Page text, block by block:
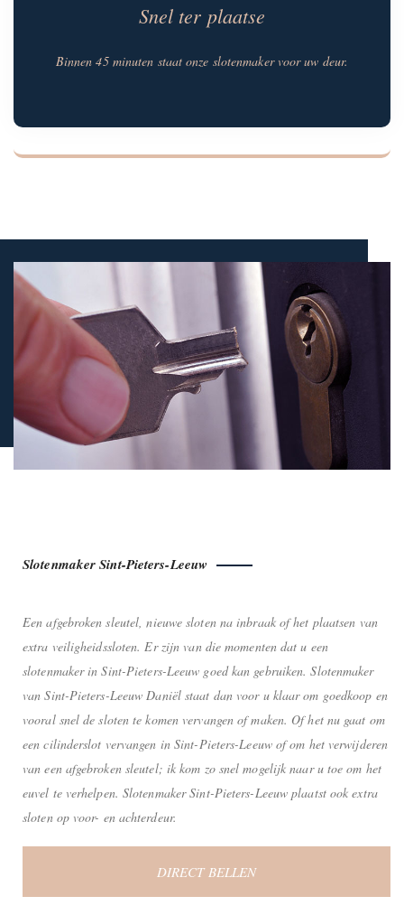
Snel ter plaatse
Binnen 45 minuten staat onze slotenmaker voor uw deur.
Slotenmaker Sint-Pieters-Leeuw
Een afgebroken sleutel, nieuwe sloten na inbraak of het plaatsen van
extra veiligheidssloten. Er zijn van die momenten dat u een
slotenmaker in Sint-Pieters-Leeuw goed kan gebruiken. Slotenmaker
van Sint-Pieters-Leeuw Daniël staat dan voor u klaar om goedkoop en
vooral snel de sloten te komen vervangen of maken. Of het nu gaat om
een cilinderslot vervangen in Sint-Pieters-Leeuw of om het verwijderen
van een afgebroken sleutel; ik kom zo snel mogelijk naar u toe om het
euvel te verhelpen. Slotenmaker Sint-Pieters-Leeuw plaatst ook extra
sloten op voor- en achterdeur.
DIRECT BELLEN